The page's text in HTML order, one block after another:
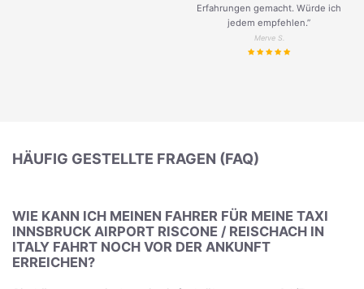
Erfahrungen gemacht. Würde ich
jedem empfehlen.”
Merve S.
HÄUFIG GESTELLTE FRAGEN (FAQ)
WIE KANN ICH MEINEN FAHRER FÜR MEINE TAXI
INNSBRUCK AIRPORT RISCONE / REISCHACH IN
ITALY FAHRT NOCH VOR DER ANKUNFT
ERREICHEN?